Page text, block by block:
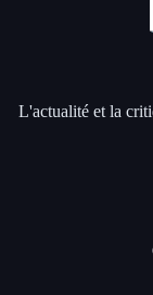
L'actualité et la